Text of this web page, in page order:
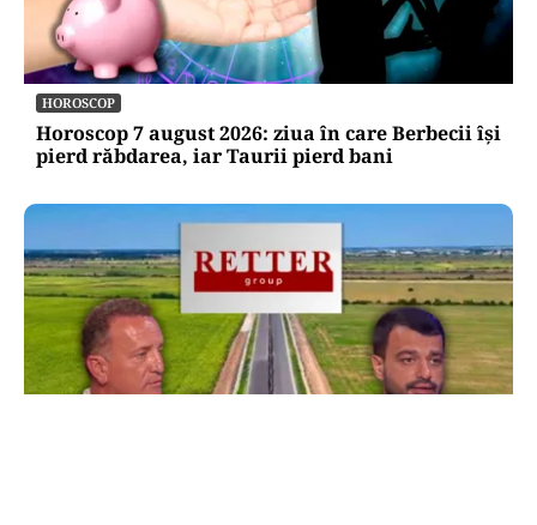
HOROSCOP
Horoscop 7 august 2026: ziua în care Berbecii își
pierd răbdarea, iar Taurii pierd bani